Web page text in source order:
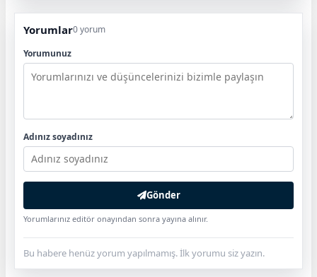
Yorumlar0 yorum
Yorumunuz
Adınız soyadınız
Gönder
Yorumlarınız editör onayından sonra yayına alınır.
Bu habere henüz yorum yapılmamış. İlk yorumu siz yazın.